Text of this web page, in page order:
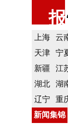
报
上海 云
天津
宁
新疆
江
湖北
湖
辽宁
重
新闻集锦